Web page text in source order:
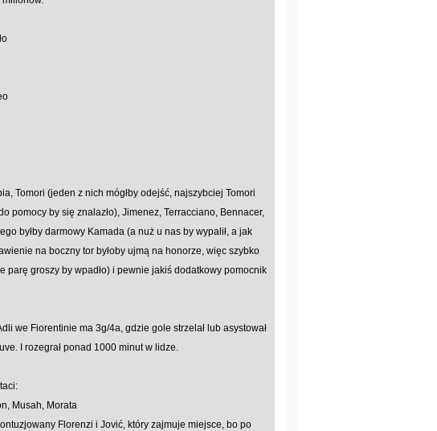
Tomori (jeden z nich mógłby odejść, najszybciej Tomori
pomocy by się znalazło), Jimenez, Terracciano, Bennacer,
byłby darmowy Kamada (a nuż u nas by wypalił, a jak
na boczny tor byłoby ujmą na honorze, więc szybko
parę groszy by wpadło) i pewnie jakiś dodatkowy pomocnik
we Fiorentinie ma 3g/4a, gdzie gole strzelał lub asystował
I rozegrał ponad 1000 minut w lidze.
Musah, Morata
Florenzi i Jović, który zajmuje miejsce, bo po